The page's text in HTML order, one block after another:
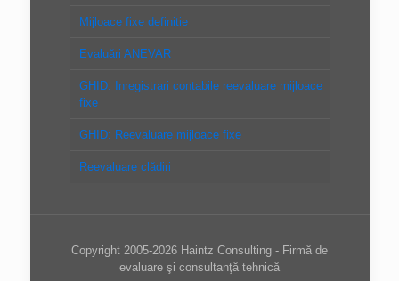
Mijloace fixe definitie
Evaluări ANEVAR
GHID: Inregistrari contabile reevaluare mijloace
fixe
GHID: Reevaluare mijloace fixe
Reevaluare clădiri
Copyright 2005-2026 Haintz Consulting - Firmă de
evaluare şi consultanţă tehnică